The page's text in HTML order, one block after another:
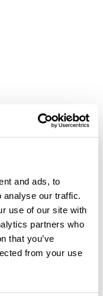
and ads, to
analyse our traffic.
use of our site with
partners who
that you’ve
from your use
à proximité de